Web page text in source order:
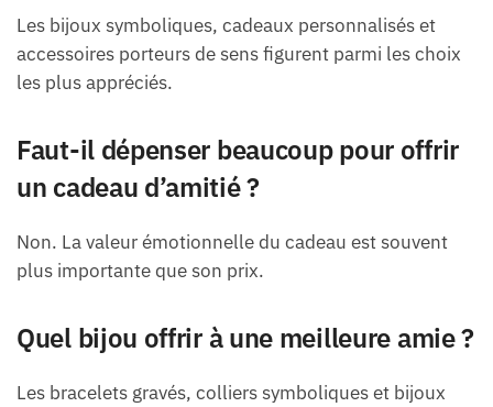
Les bijoux symboliques, cadeaux personnalisés et
accessoires porteurs de sens figurent parmi les choix
les plus appréciés.
Faut-il dépenser beaucoup pour offrir
un cadeau d’amitié ?
Non. La valeur émotionnelle du cadeau est souvent
plus importante que son prix.
Quel bijou offrir à une meilleure amie ?
Les bracelets gravés, colliers symboliques et bijoux